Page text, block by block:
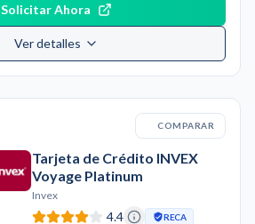
Solicitar Ahora
Ver detalles
COMPARAR
Tarjeta de Crédito INVEX
Voyage Platinum
Invex
4.4
RECA